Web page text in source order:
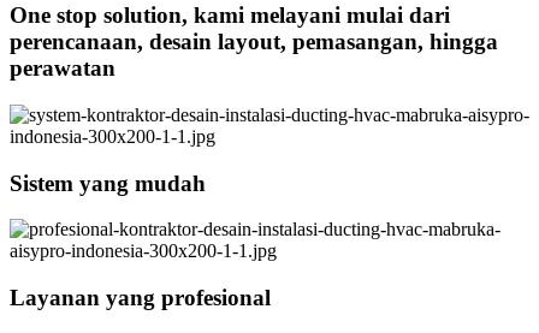
One stop solution, kami melayani mulai dari
perencanaan, desain layout, pemasangan, hingga
perawatan
Sistem yang mudah
Layanan yang profesional